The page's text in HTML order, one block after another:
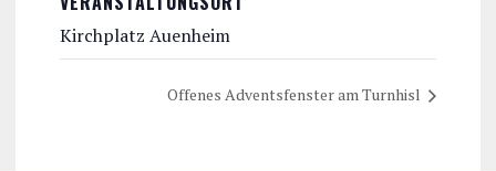
Kirchplatz Auenheim
Offenes Adventsfenster am Turnhisl